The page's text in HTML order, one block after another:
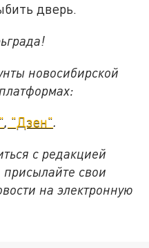
дверь.
новосибирской
, "Дзен".
с редакцией
свои
на электронную